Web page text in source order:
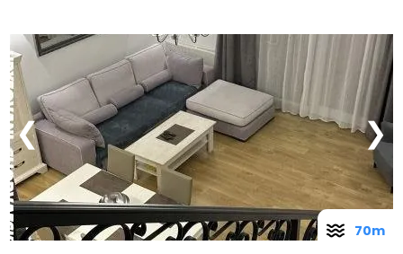
❮ ❯
70m